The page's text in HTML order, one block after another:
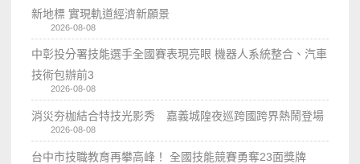
新地標 實現軌道經濟新願景
2026-08-08
中彰投分署技能選手全國賽表現亮眼 機器人系統整合、汽車
技術包辦前3
2026-08-08
消災夯枷結合特技光影秀 嘉義城隍夜巡跨國跨界熱鬧登場
2026-08-08
台中市技職教育再攀高峰！ 全國技能競賽勇奪23面獎牌